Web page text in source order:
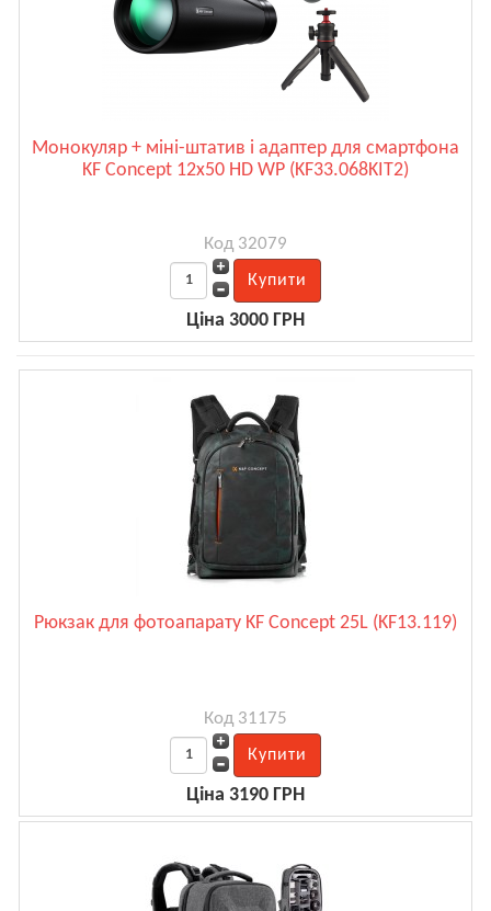
Монокуляр + міні-штатив і адаптер для смартфона
KF Concept 12x50 HD WP (KF33.068KIT2)
Код 32079
Ціна 3000 ГРН
Рюкзак для фотоапарату KF Concept 25L (KF13.119)
Код 31175
Ціна 3190 ГРН